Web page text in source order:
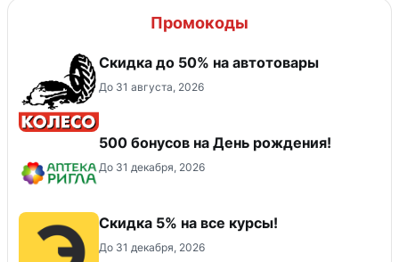
Промокоды
Скидка до 50% на автотовары
До 31 августа, 2026
500 бонусов на День рождения!
До 31 декабря, 2026
Скидка 5% на все курсы!
До 31 декабря, 2026